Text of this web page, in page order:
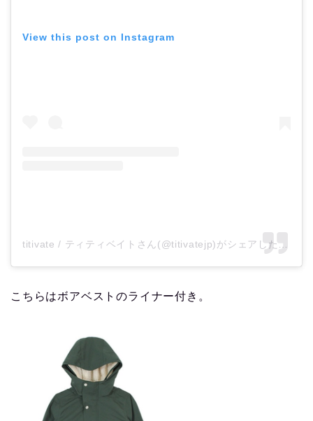
View this post on Instagram
titivate / ティティベイトさん(@titivatejp)がシェアした投稿
こちらはボアベストのライナー付き。